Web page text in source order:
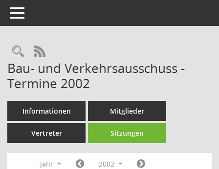
Toggle navigation
Rechercheauswahl
RSS-Feed
Bau- und Verkehrsausschuss -
Termine 2002
Informationen Mitglieder
Vertreter Sitzungen
Jahr
2002